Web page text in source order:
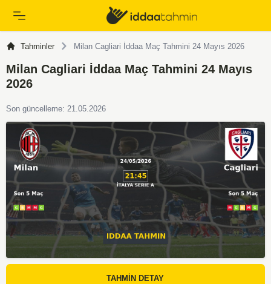
Tahminler Milan Cagliari İddaa Maç Tahmini 24 Mayıs 2026
Milan Cagliari İddaa Maç Tahmini 24 Mayıs
2026
Son güncelleme: 21.05.2026
TAHMİN DETAY